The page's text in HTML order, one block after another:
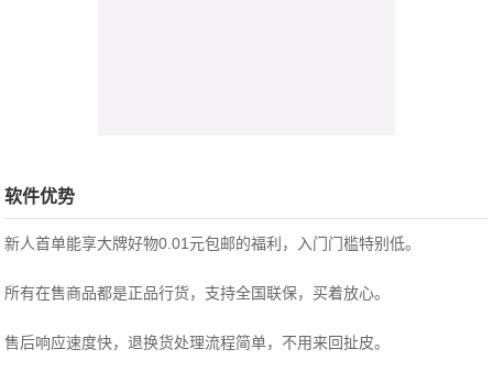
软件优势
新人首单能享大牌好物0.01元包邮的福利，入门门槛特别低。
所有在售商品都是正品行货，支持全国联保，买着放心。
售后响应速度快，退换货处理流程简单，不用来回扯皮。